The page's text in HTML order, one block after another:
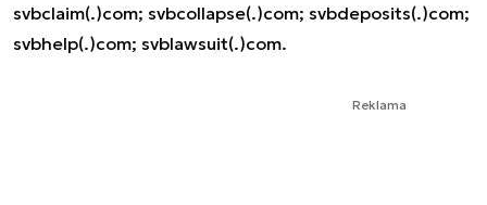
svbclaim(.)com; svbcollapse(.)com; svbdeposits(.)com;
svbhelp(.)com; svblawsuit(.)com.
Reklama